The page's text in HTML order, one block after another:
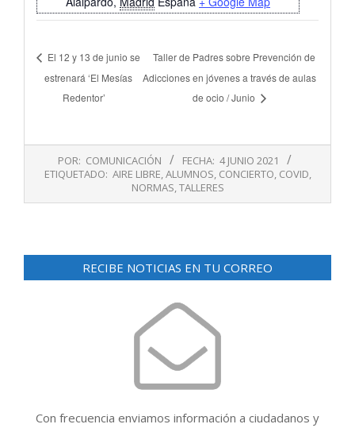
El 12 y 13 de junio se
estrenará ‘El Mesías
Redentor’
Taller de Padres sobre Prevención de
Adicciones en jóvenes a través de aulas
de ocio / Junio
POR: COMUNICACIÓN FECHA: 4 JUNIO 2021
ETIQUETADO: AIRE LIBRE,ALUMNOS, CONCIERTO, COVID,
NORMAS,TALLERES
RECIBE NOTICIAS EN TU CORREO
Con frecuencia enviamos información a ciudadanos y